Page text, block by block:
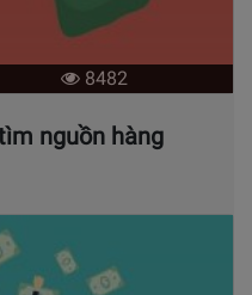
8482
nguồn hàng